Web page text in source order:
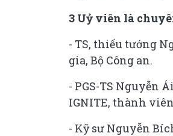
3 Uỷ viên là
- TS, thiếu tướng
gia, Bộ Công an.
- PGS-TS Nguyễn
IGNITE, thành
- Kỹ sư Nguyễn